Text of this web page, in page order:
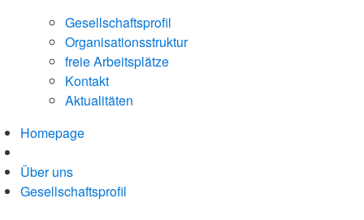
Gesellschaftsprofil
Organisationsstruktur
freie Arbeitsplätze
Kontakt
Aktualitäten
Homepage
Über uns
Gesellschaftsprofil